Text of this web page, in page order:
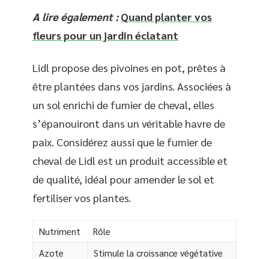
A lire également : Quand planter vos
fleurs pour un jardin éclatant
Lidl propose des pivoines en pot, prêtes à
être plantées dans vos jardins. Associées à
un sol enrichi de fumier de cheval, elles
s’épanouiront dans un véritable havre de
paix. Considérez aussi que le fumier de
cheval de Lidl est un produit accessible et
de qualité, idéal pour amender le sol et
fertiliser vos plantes.
Nutriment
Rôle
Azote
Stimule la croissance végétative